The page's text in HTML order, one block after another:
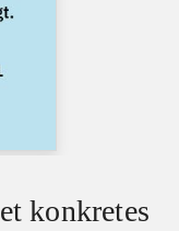
konkretes